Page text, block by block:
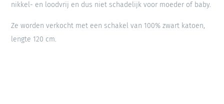
nikkel- en loodvrij en dus niet schadelijk voor moeder of baby.
Ze worden verkocht met een schakel van 100% zwart katoen,
lengte 120 cm.